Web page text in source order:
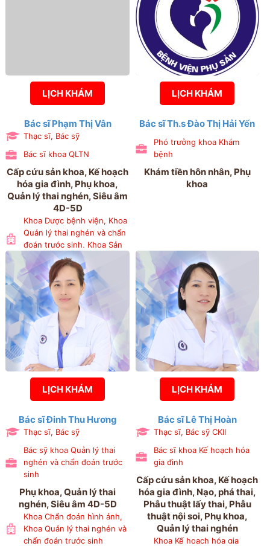
LỊCH KHÁM
Bác sĩ Phạm Thị Vân
Thạc sĩ, Bác sỹ
Bác sĩ khoa QLTN
Cấp cứu sản khoa, Kế hoạch
hóa gia đình, Phụ khoa,
Quản lý thai nghén, Siêu âm
4D-5D
Khoa Dược bệnh viện, Khoa
Quản lý thai nghén và chẩn
đoán trước sinh, Khoa Sản
3
LỊCH KHÁM
Bác sĩ Th.s Đào Thị Hải Yến
Phó trưởng khoa Khám
bệnh
Khám tiền hôn nhân, Phụ
khoa
LỊCH KHÁM
Bác sĩ Đinh Thu Hương
Thạc sĩ, Bác sỹ
Bác sỹ khoa Quản lý thai
nghén và chẩn đoán trước
sinh
Phụ khoa, Quản lý thai
nghén, Siêu âm 4D-5D
Khoa Chẩn đoán hình ảnh,
Khoa Quản lý thai nghén và
chẩn đoán trước sinh
LỊCH KHÁM
Bác sĩ Lê Thị Hoàn
Thạc sĩ, Bác sỹ CKII
Bác sĩ khoa Kế hoạch hóa
gia đình
Cấp cứu sản khoa, Kế hoạch
hóa gia đình, Nạo, phá thai,
Phẫu thuật lấy thai, Phẫu
thuật nội soi, Phụ khoa,
Quản lý thai nghén
Khoa Kế hoạch hóa gia